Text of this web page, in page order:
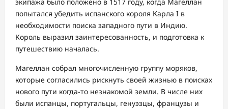
экипажа было положено в 1517 году, когда Магеллан
попытался убедить испанского короля Карла I в
необходимости поиска западного пути в Индию.
Король выразил заинтересованность, и подготовка к
путешествию началась.
Магеллан собрал многочисленную группу моряков,
которые согласились рискнуть своей жизнью в поисках
нового пути когда-то незнакомой земли. В числе них
были испанцы, португальцы, генуэзцы, французы и